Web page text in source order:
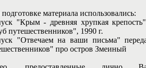
материала использовались:
"Крым - древняя хрупкая
путешественников", 1990 г.
"Отвечаем на ваши письма"
про остров Змеиный